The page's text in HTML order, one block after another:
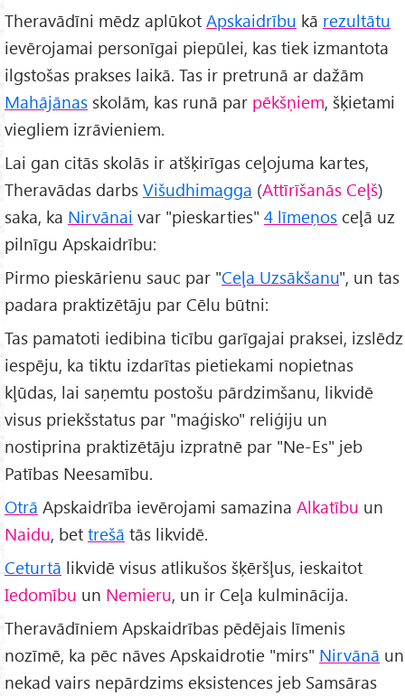
Theravādīni mēdz aplūkot Apskaidrību kā rezultātu
ievērojamai personīgai piepūlei, kas tiek izmantota
ilgstošas prakses laikā. Tas ir pretrunā ar dažām
Mahājānas skolām, kas runā par pēkšņiem, šķietami
viegliem izrāvieniem.
Lai gan citās skolās ir atšķirīgas ceļojuma kartes,
Theravādas darbs Višudhimagga (Attīrīšanās Ceļš)
saka, ka Nirvānai var "pieskarties" 4 līmeņos ceļā uz
pilnīgu Apskaidrību:
Pirmo pieskārienu sauc par "Ceļa Uzsākšanu", un tas
padara praktizētāju par Cēlu būtni:
Tas pamatoti iedibina ticību garīgajai praksei, izslēdz
iespēju, ka tiktu izdarītas pietiekami nopietnas
kļūdas, lai saņemtu postošu pārdzimšanu, likvidē
visus priekšstatus par "maģisko" reliģiju un
nostiprina praktizētāju izpratnē par "Ne-Es" jeb
Patības Neesamību.
Otrā Apskaidrība ievērojami samazina Alkatību un
Naidu, bet trešā tās likvidē.
Ceturtā likvidē visus atlikušos šķēršļus, ieskaitot
Iedomību un Nemieru, un ir Ceļa kulminācija.
Theravādīniem Apskaidrības pēdējais līmenis
nozīmē, ka pēc nāves Apskaidrotie "mirs" Nirvānā un
nekad vairs nepārdzims eksistences jeb Samsāras